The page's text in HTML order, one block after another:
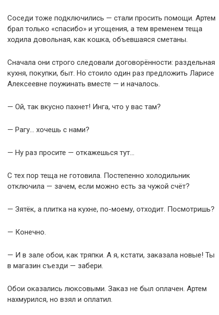
Соседи тоже подключились — стали просить помощи. Артем
брал только «спасибо» и угощения, а тем временем теща
ходила довольная, как кошка, объевшаяся сметаны.
Сначала они строго следовали договорённости: раздельная
кухня, покупки, быт. Но стоило один раз предложить Ларисе
Алексеевне поужинать вместе — и началось.
— Ой, так вкусно пахнет! Инга, что у вас там?
— Рагу… хочешь с нами?
— Ну раз просите — откажешься тут…
С тех пор теща не готовила. Постепенно холодильник
отключила — зачем, если можно есть за чужой счёт?
— Зятёк, а плитка на кухне, по-моему, отходит. Посмотришь?
— Конечно.
— И в зале обои, как тряпки. А я, кстати, заказала новые! Ты
в магазин съезди — забери.
Обои оказались люксовыми. Заказ не был оплачен. Артем
нахмурился, но взял и оплатил.